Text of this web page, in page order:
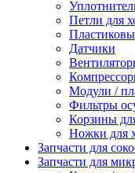
Петли для
Датчики
Модули /
Фильтры
Корзины
Ножки для
Запчасти для
Запчасти для